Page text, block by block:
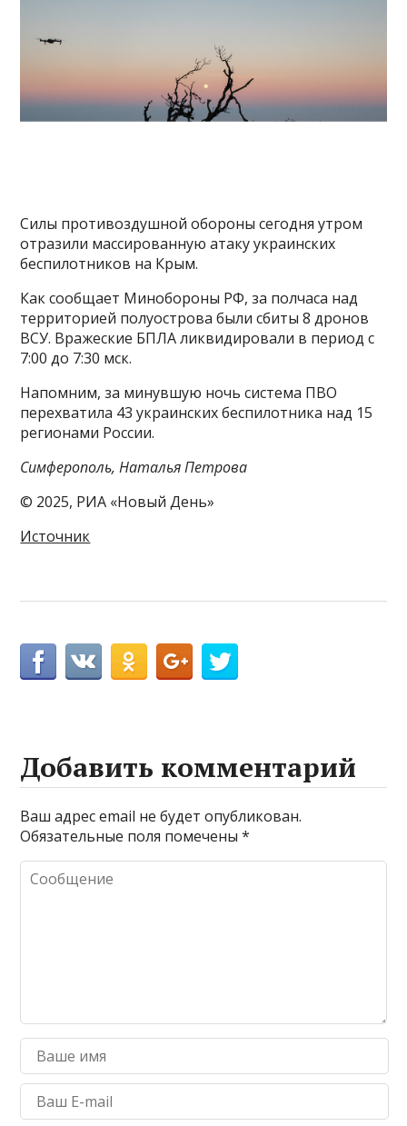
Силы противоздушной обороны сегодня утром
отразили массированную атаку украинских
беспилотников на Крым.
Как сообщает Минобороны РФ, за полчаса над
территорией полуострова были сбиты 8 дронов
ВСУ. Вражеские БПЛА ликвидировали в период с
7:00 до 7:30 мск.
Напомним, за минувшую ночь система ПВО
перехватила 43 украинских беспилотника над 15
регионами России.
Симферополь, Наталья Петрова
© 2025, РИА «Новый День»
Источник
Добавить комментарий
Ваш адрес email не будет опубликован.
Обязательные поля помечены*